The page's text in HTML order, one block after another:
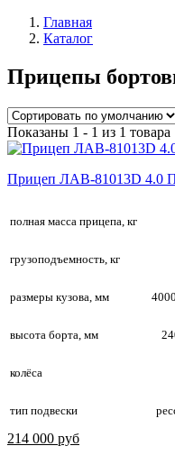
Главная
Каталог
Прицепы
Показаны 1 - 1 из 1 товара
Прицеп ЛАВ-81013D
полная масса прицепа, кг
грузоподъемность, кг
размеры кузова, мм
высота борта, мм
колёса
тип подвески
214 000 руб